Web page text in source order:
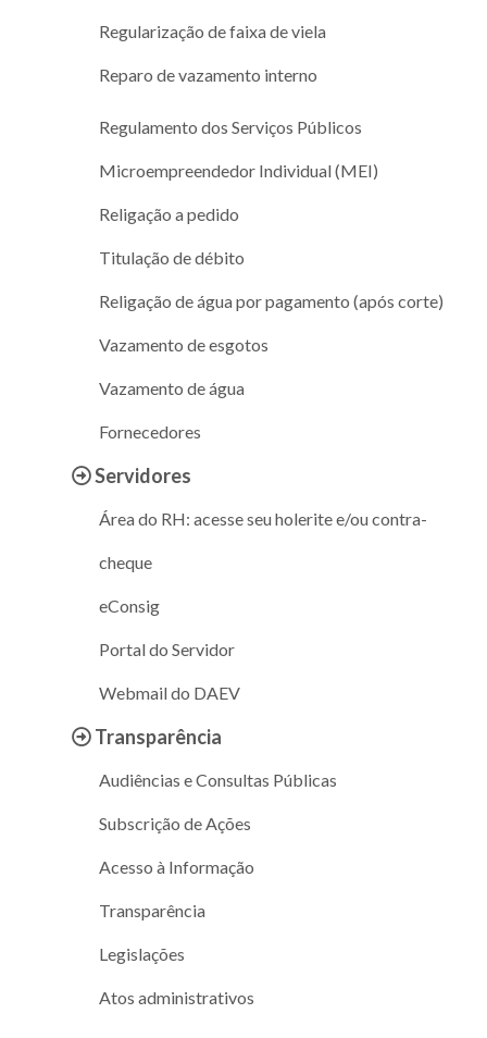
Regularização de faixa de viela
Reparo de vazamento interno
Regulamento dos Serviços Públicos
Microempreendedor Individual (MEI)
Religação a pedido
Titulação de débito
Religação de água por pagamento (após corte)
Vazamento de esgotos
Vazamento de água
Fornecedores
Servidores
Área do RH: acesse seu holerite e/ou contra-
cheque
eConsig
Portal do Servidor
Webmail do DAEV
Transparência
Audiências e Consultas Públicas
Subscrição de Ações
Acesso à Informação
Transparência
Legislações
Atos administrativos